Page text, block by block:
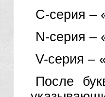
C-серия –
N-серия –
V-серия –
После